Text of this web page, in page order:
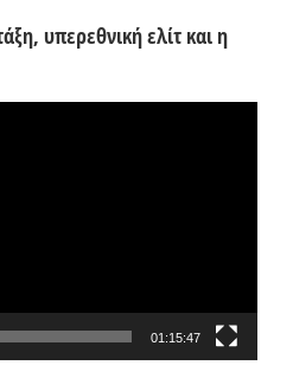
υπερεθνική ελίτ και η
01:15:47